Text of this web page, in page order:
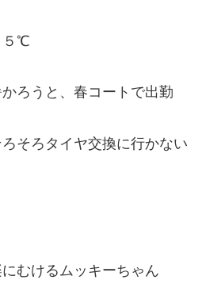
５℃
ろうと、春コートで出勤
そろタイヤ交換に行かない
むけるムッキーちゃん